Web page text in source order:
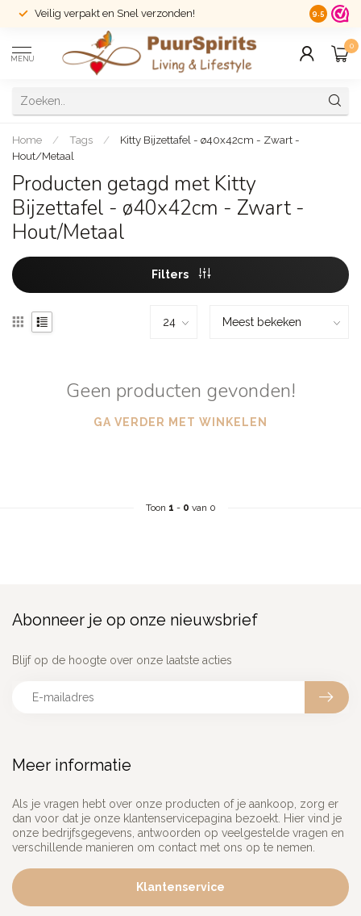
Veilig verpakt en Snel verzonden! 14 dagen
9.5
MENU
0
Home / Tags /
Kitty Bijzettafel - ø40x42cm - Zwart -
Hout/Metaal
Producten getagd met Kitty
Bijzettafel - ø40x42cm - Zwart -
Hout/Metaal
Filters
Geen producten gevonden!
GA VERDER MET WINKELEN
Toon 1 - 0 van 0
Meer informatie
Als je vragen hebt over onze producten of je aankoop, zorg er
dan voor dat je onze klantenservicepagina bezoekt. Hier vind je
onze bedrijfsgegevens, antwoorden op veelgestelde vragen en
verschillende manieren om contact met ons op te nemen.
Klantenservice
Abonneer je op onze nieuwsbrief
Blijf op de hoogte over onze laatste acties